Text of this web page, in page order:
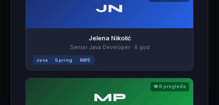
JN
Jelena Nikolić
Senior Java Developer · 6 god
Java Spring AWS
MP
👁 8 pregleda